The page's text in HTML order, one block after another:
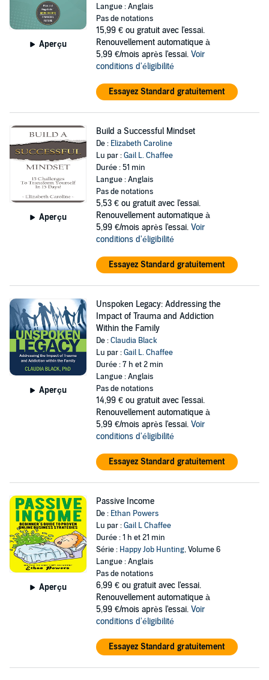
Aperçu
Langue : Anglais
Pas de notations
15,99 € ou gratuit avec l'essai.
Renouvellement automatique à
5,99 €/mois après l'essai. Voir
conditions d'éligibilité
Essayez Standard gratuitement
Aperçu
Build a Successful Mindset
De : Elizabeth Caroline
Lu par :Gail L. Chaffee
Durée : 51 min
Langue : Anglais
Pas de notations
5,53 € ou gratuit avec l'essai.
Renouvellement automatique à
5,99 €/mois après l'essai. Voir
conditions d'éligibilité
Essayez Standard gratuitement
Aperçu
Unspoken Legacy: Addressing the
Impact of Trauma and Addiction
Within the Family
De :Claudia Black
Lu par :Gail L. Chaffee
Durée : 7 h et 2 min
Langue : Anglais
Pas de notations
14,99 € ou gratuit avec l'essai.
Renouvellement automatique à
5,99 €/mois après l'essai. Voir
conditions d'éligibilité
Essayez Standard gratuitement
Aperçu
Passive Income
De : Ethan Powers
Lu par :Gail L Chaffee
Durée : 1 h et 21 min
Série : Happy Job Hunting, Volume 6
Langue : Anglais
Pas de notations
6,99 € ou gratuit avec l'essai.
Renouvellement automatique à
5,99 €/mois après l'essai. Voir
conditions d'éligibilité
Essayez Standard gratuitement